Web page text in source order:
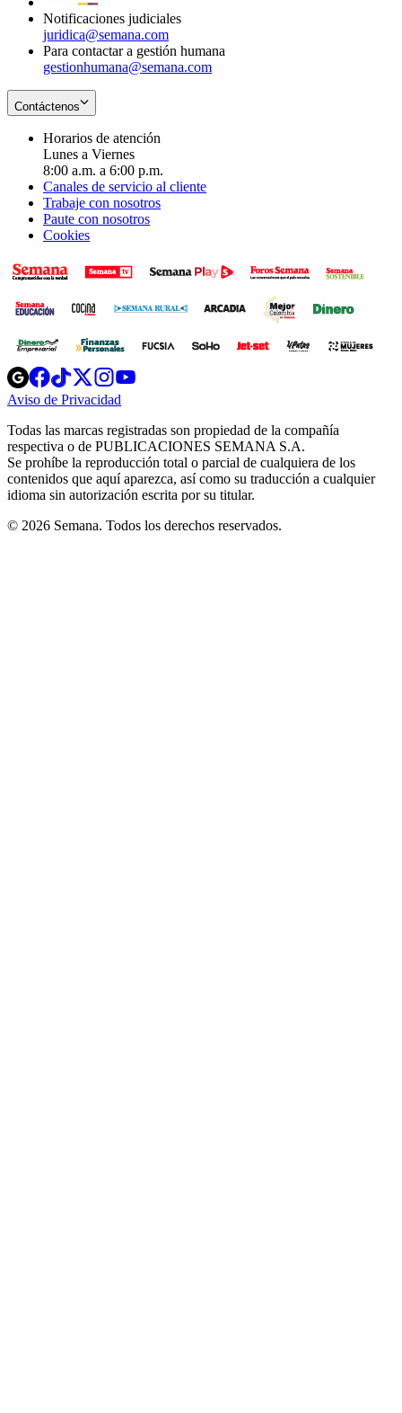
Notificaciones judiciales
juridica@semana.com
Para contactar a gestión humana
gestionhumana@semana.com
Contáctenos
Horarios de atención
Lunes a Viernes
8:00 a.m. a 6:00 p.m.
Canales de servicio al cliente
Trabaje con nosotros
Paute con nosotros
Cookies
Opens
in
new
Opens
in
new
Opens
in
new
window
Opens
new
windowwindow
Aviso de Privacidad
new
window
Todas las marcas registradas son propiedad de la compañía
respectiva o de PUBLICACIONES SEMANA S.A.
Se prohíbe la reproducción total o parcial de cualquiera de los
contenidos que aquí aparezca, así como su traducción a cualquier
idioma sin autorización escrita por su titular.
© 2026 Semana. Todos los derechos reservados.